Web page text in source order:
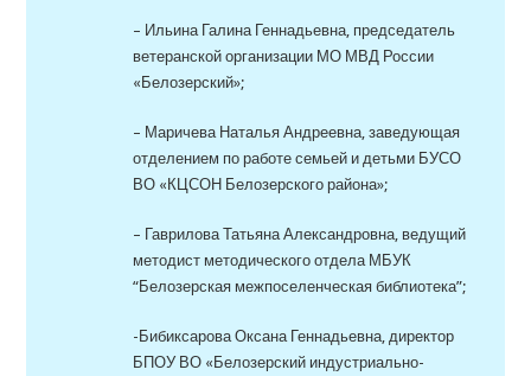
– Ильина Галина Геннадьевна, председатель
ветеранской организации МО МВД России
«Белозерский»;
– Маричева Наталья Андреевна, заведующая
отделением по работе семьей и детьми БУСО
ВО «КЦСОН Белозерского района»;
– Гаврилова Татьяна Александровна, ведущий
методист методического отдела МБУК
“Белозерская межпоселенческая библиотека”;
-Бибиксарова Оксана Геннадьевна, директор
БПОУ ВО «Белозерский индустриально-